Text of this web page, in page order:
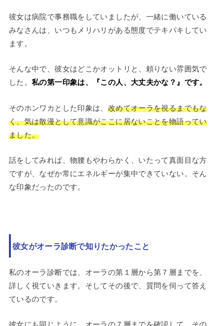
彼女は病院で事務職をしていましたが、一緒に働いている
みなさんは、いつもメリハリがある態度でテキパキしてい
ます。
そんな中で、彼女はどこかオットリと、頼りない雰囲気で
した。私の第一印象は、『この人、大丈夫かな？』です。
そのホンワカとした印象は、 改めてオーラを視るまでもな
く、気は散漫として意識がここに居ないことを物語ってい
ました。
話をしてみれば、物腰もやわらかく、いたって真面目な方
ですが、なぜか常にエネルギーが集中できていない。そん
な印象だったのです。
彼女がオーラ診断で知りたかったこと
私のオーラ診断では、オーラの第１層から第７層までを、
詳しく視ていきます。そしてその後で、質問を伺って答え
ているのです。